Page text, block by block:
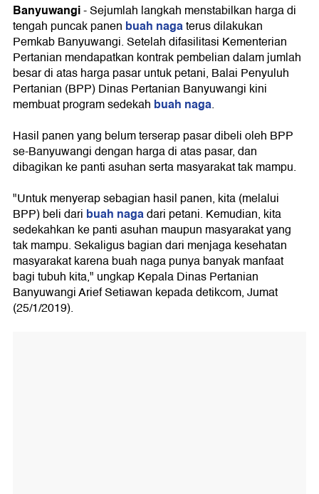
Banyuwangi-Sejumlah langkah menstabilkan harga di
tengah puncak panen buah nagaterus dilakukan
Pemkab Banyuwangi. Setelah difasilitasi Kementerian
Pertanian mendapatkan kontrak pembelian dalam jumlah
besar di atas harga pasar untuk petani, Balai Penyuluh
Pertanian (BPP) Dinas Pertanian Banyuwangi kini
membuat program sedekah buah naga.
Hasil panen yang belum terserap pasar dibeli oleh BPP
se-Banyuwangi dengan harga di atas pasar, dan
dibagikan ke panti asuhan serta masyarakat tak mampu.
"Untuk menyerap sebagian hasil panen, kita (melalui
BPP) beli dari buah nagadari petani. Kemudian, kita
sedekahkan ke panti asuhan maupun masyarakat yang
tak mampu. Sekaligus bagian dari menjaga kesehatan
masyarakat karena buah naga punya banyak manfaat
bagi tubuh kita," ungkap Kepala Dinas Pertanian
Banyuwangi Arief Setiawan kepada detikcom, Jumat
(25/1/2019).